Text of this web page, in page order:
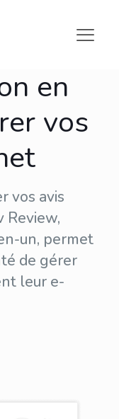
en
vos
vos avis
Review,
un, permet
de gérer
leur e-